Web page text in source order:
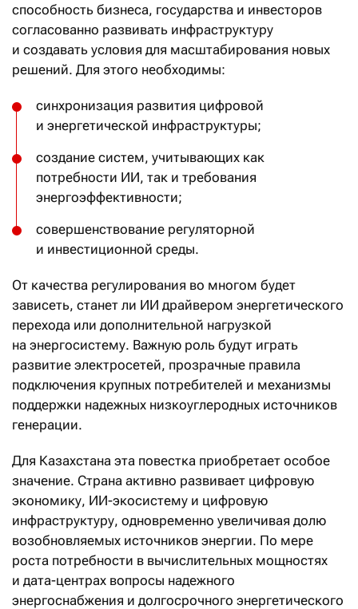
способность бизнеса, государства и инвесторов
согласованно развивать инфраструктуру
и создавать условия для масштабирования новых
решений. Для этого необходимы:
синхронизация развития цифровой
и энергетической инфраструктуры;
создание систем, учитывающих как
потребности ИИ, так и требования
энергоэффективности;
совершенствование регуляторной
и инвестиционной среды.
От качества регулирования во многом будет
зависеть, станет ли ИИ драйвером энергетического
перехода или дополнительной нагрузкой
на энергосистему. Важную роль будут играть
развитие электросетей, прозрачные правила
подключения крупных потребителей и механизмы
поддержки надежных низкоуглеродных источников
генерации.
Для Казахстана эта повестка приобретает особое
значение. Страна активно развивает цифровую
экономику, ИИ-экосистему и цифровую
инфраструктуру, одновременно увеличивая долю
возобновляемых источников энергии. По мере
роста потребности в вычислительных мощностях
и дата-центрах вопросы надежного
энергоснабжения и долгосрочного энергетического